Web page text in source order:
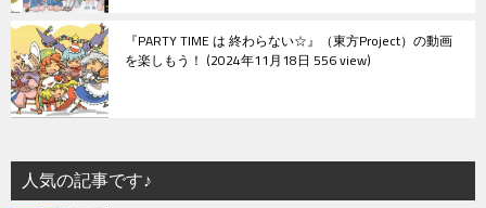
『PARTY TIME は 終わらない☆』（東方Project）の動画
を楽しもう！ 2024年11月18日 556 view
人気の記事です♪